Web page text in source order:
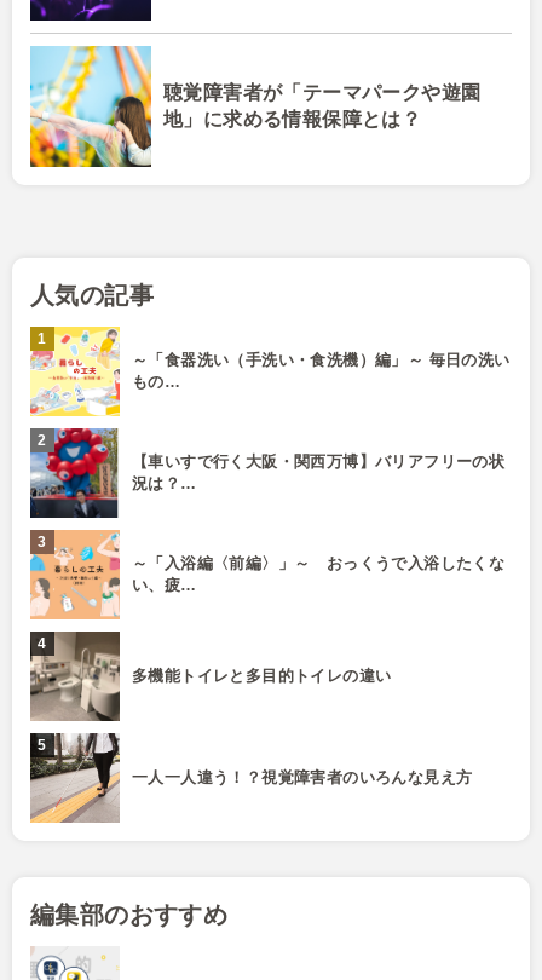
聴覚障害者が「テーマパークや遊園
地」に求める情報保障とは？
人気の記事
～「食器洗い（手洗い・食洗機）編」～ 毎日の洗い
もの…
【車いすで行く大阪・関西万博】バリアフリーの状
況は？…
～「入浴編〈前編〉」～ おっくうで入浴したくな
い、疲…
多機能トイレと多目的トイレの違い
一人一人違う！？視覚障害者のいろんな見え方
編集部のおすすめ